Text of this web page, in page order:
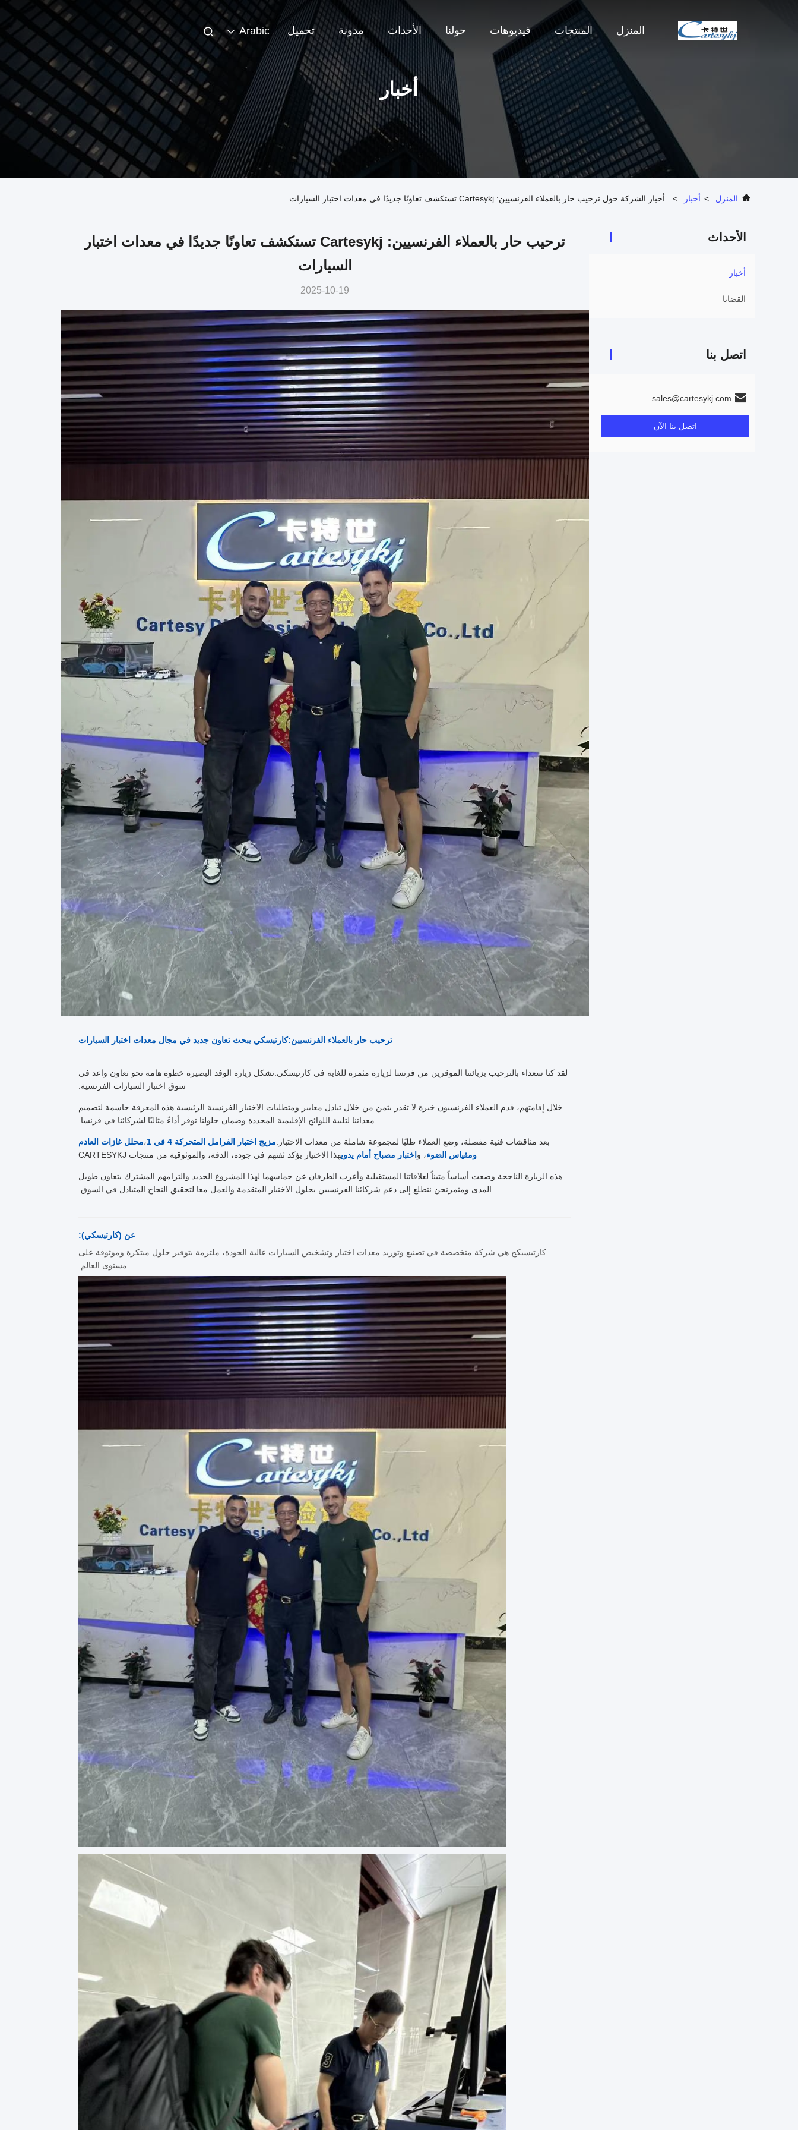
المنزل المنتجات فيديوهات حولنا الأحداث مدونة تحميل Arabic
أخبار
المنزل > أخبار > أخبار الشركة حول ترحيب حار بالعملاء الفرنسيين: Cartesykj تستكشف تعاونًا جديدًا في معدات اختبار السيارات
الأحداث
أخبار
القضايا
اتصل بنا
sales@cartesykj.com
اتصل بنا الآن
ترحيب حار بالعملاء الفرنسيين: Cartesykj تستكشف تعاونًا جديدًا في معدات اختبار
السيارات
2025-10-19
ترحيب حار بالعملاء الفرنسيين:كارتيسكي يبحث تعاون جديد في مجال معدات اختبار السيارات
لقد كنا سعداء بالترحيب بزبائننا الموقرين من فرنسا لزيارة مثمرة للغاية في كارتيسكي.تشكل زيارة الوفد البصيرة خطوة هامة نحو تعاون واعد في
سوق اختبار السيارات الفرنسية.
خلال إقامتهم، قدم العملاء الفرنسيون خبرة لا تقدر بثمن من خلال تبادل معايير ومتطلبات الاختبار الفرنسية الرئيسية.هذه المعرفة حاسمة لتصميم
معداتنا لتلبية اللوائح الإقليمية المحددة وضمان حلولنا توفر أداءً مثاليًا لشركائنا في فرنسا.
بعد مناقشات فنية مفصلة، وضع العملاء طلبًا لمجموعة شاملة من معدات الاختبار. مزيج اختبار الفرامل المتحركة 4 في 1 ،محلل غازات العادم
ومقياس الضوء، و اختبار مصباح أمام يدويهذا الاختيار يؤكد ثقتهم في جودة، الدقة، والموثوقية من منتجات CARTESYKJ
هذه الزيارة الناجحة وضعت أساساً متيناً لعلاقاتنا المستقبلية.وأعرب الطرفان عن حماسهما لهذا المشروع الجديد والتزامهم المشترك بتعاون طويل
المدى ومثمرنحن نتطلع إلى دعم شركائنا الفرنسيين بحلول الاختبار المتقدمة والعمل معا لتحقيق النجاح المتبادل في السوق.
عن (كارتيسكي):
كارتيسيكج هي شركة متخصصة في تصنيع وتوريد معدات اختبار وتشخيص السيارات عالية الجودة، ملتزمة بتوفير حلول مبتكرة وموثوقة على
مستوى العالم.